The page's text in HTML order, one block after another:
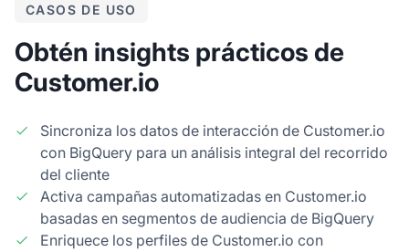
CASOS DE USO
Obtén insights prácticos de
Customer.io
Sincroniza los datos de interacción de Customer.io
con BigQuery para un análisis integral del recorrido
del cliente
Activa campañas automatizadas en Customer.io
basadas en segmentos de audiencia de BigQuery
Enriquece los perfiles de Customer.io con